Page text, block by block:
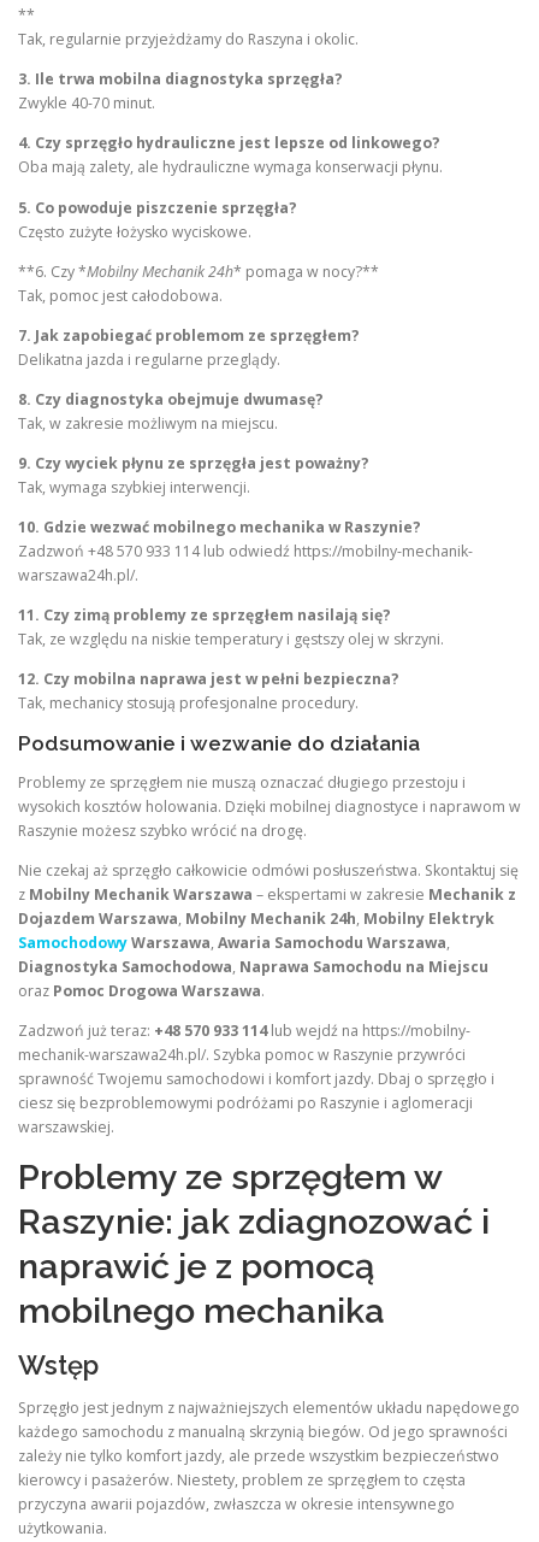
**
Tak, regularnie przyjeżdżamy do Raszyna i okolic.
3. Ile trwa mobilna diagnostyka sprzęgła?
Zwykle 40-70 minut.
4. Czy sprzęgło hydrauliczne jest lepsze od linkowego?
Oba mają zalety, ale hydrauliczne wymaga konserwacji płynu.
5. Co powoduje piszczenie sprzęgła?
Często zużyte łożysko wyciskowe.
**6. Czy *Mobilny Mechanik 24h* pomaga w nocy?**
Tak, pomoc jest całodobowa.
7. Jak zapobiegać problemom ze sprzęgłem?
Delikatna jazda i regularne przeglądy.
8. Czy diagnostyka obejmuje dwumasę?
Tak, w zakresie możliwym na miejscu.
9. Czy wyciek płynu ze sprzęgła jest poważny?
Tak, wymaga szybkiej interwencji.
10. Gdzie wezwać mobilnego mechanika w Raszynie?
Zadzwoń +48 570 933 114 lub odwiedź https://mobilny-mechanik-
warszawa24h.pl/.
11. Czy zimą problemy ze sprzęgłem nasilają się?
Tak, ze względu na niskie temperatury i gęstszy olej w skrzyni.
12. Czy mobilna naprawa jest w pełni bezpieczna?
Tak, mechanicy stosują profesjonalne procedury.
Podsumowanie i wezwanie do działania
Problemy ze sprzęgłem nie muszą oznaczać długiego przestoju i
wysokich kosztów holowania. Dzięki mobilnej diagnostyce i naprawom w
Raszynie możesz szybko wrócić na drogę.
Nie czekaj aż sprzęgło całkowicie odmówi posłuszeństwa. Skontaktuj się
z Mobilny Mechanik Warszawa – ekspertami w zakresie Mechanik z
Dojazdem Warszawa, Mobilny Mechanik 24h, Mobilny Elektryk
SamochodowyWarszawa, Awaria Samochodu Warszawa,
Diagnostyka Samochodowa, Naprawa Samochodu na Miejscu
oraz Pomoc Drogowa Warszawa.
Zadzwoń już teraz: +48 570 933 114lub wejdź na https://mobilny-
mechanik-warszawa24h.pl/. Szybka pomoc w Raszynie przywróci
sprawność Twojemu samochodowi i komfort jazdy. Dbaj o sprzęgło i
ciesz się bezproblemowymi podróżami po Raszynie i aglomeracji
warszawskiej.
Problemy ze sprzęgłem w
Raszynie: jak zdiagnozować i
naprawić je z pomocą
mobilnego mechanika
Wstęp
Sprzęgło jest jednym z najważniejszych elementów układu napędowego
każdego samochodu z manualną skrzynią biegów. Od jego sprawności
zależy nie tylko komfort jazdy, ale przede wszystkim bezpieczeństwo
kierowcy i pasażerów. Niestety, problem ze sprzęgłem to częsta
przyczyna awarii pojazdów, zwłaszcza w okresie intensywnego
użytkowania.